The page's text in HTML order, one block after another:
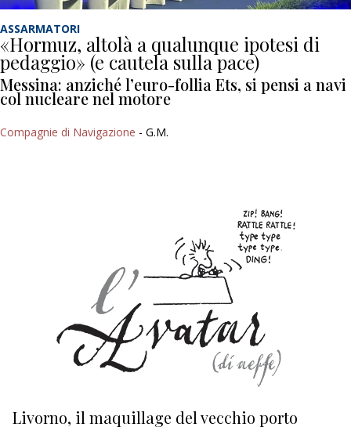
ASSARMATORI
«Hormuz, altolà a qualunque ipotesi di
pedaggio» (e cautela sulla pace)
Messina: anziché l’euro-follia Ets, si pensi a navi
col nucleare nel motore
Compagnie di Navigazione - G.M.
Livorno, il maquillage del vecchio porto